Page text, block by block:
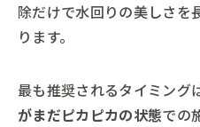
除だけで水回りの美しさを
ります。
最も推奨されるタイミング
がまだピカピカの状態での